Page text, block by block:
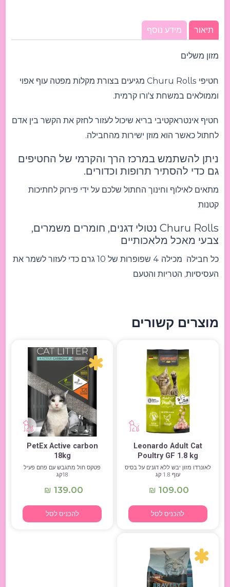
תיאור מידע נוסף
מזון משלים
חטיפי Churu Rolls מגיעים בצורת מקלות מפטה עוף אפוי
וממולאים במשחת צ'ורו קרמית.
חטיף אינטראקטיבי בריא שיכול לעזור לחזק את הקשר בין אדם
לחתול כאשר הוא מוזן ישירות מהחבילה.
ניתן להשתמש במרכז הרך והקרמי של החטיפים
גם כדי להסתיר תרופות וכדורים.
מתאים לאילוף וחינוך החתול שלכם על ידי פירוק לחתיכות
קטנות
Churu Rolls נטולי דגנים, חומרים משמרים,
צבעי מאכל מלאכותיים
כל חבילה מכילה 4 שפופרות של 10 גרם כדי לעזור לשמר את
העסיסיות, הטריות והטעם
מוצרים קשורים
Leonardo Adult Cat
Poultry GF 1.8 kg
לאונרדו מזון יבש ללא דגנים על בסיס
עוף 1.8 קג
₪ 109.00
להכניס לסל
PetEx Active carbon
18kg
פטקס חול מתגבש עם פחם פעיל
18קג
₪ 139.00
להכניס לסל